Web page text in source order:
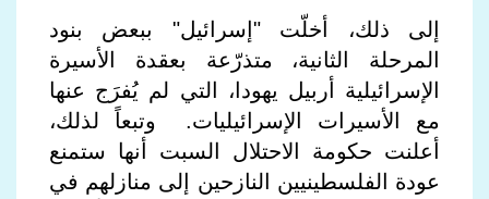
إلى ذلك، أخلّت "إسرائيل" ببعض بنود
المرحلة الثانية، متذرّعة بعقدة الأسيرة
الإسرائيلية أربيل يهودا، التي لم يُفرَج عنها
مع الأسيرات الإسرائيليات. وتبعاً لذلك،
أعلنت حكومة الاحتلال السبت أنها ستمنع
عودة الفلسطينيين النازحين إلى منازلهم في